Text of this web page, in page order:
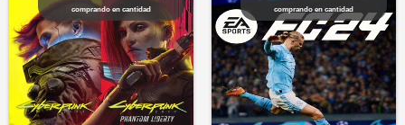
comprando en cantidad comprando en cantidad